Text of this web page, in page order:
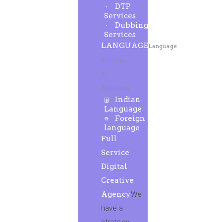
DTP
Services
Dubbing
Services
LANGUAGELanguage
Services
&
Solutions
Indian
Language
Foreign
language
Full
Service
Digital
Creative
AgencyWe
have a